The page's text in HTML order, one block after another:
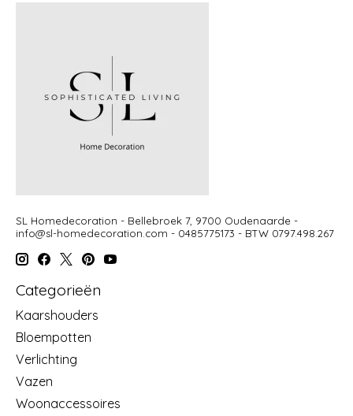
SL Homedecoration - Bellebroek 7, 9700 Oudenaarde -
info@sl-homedecoration.com - 0485775173 - BTW 0797.498.267
Categorieën
Kaarshouders
Bloempotten
Verlichting
Vazen
Woonaccessoires